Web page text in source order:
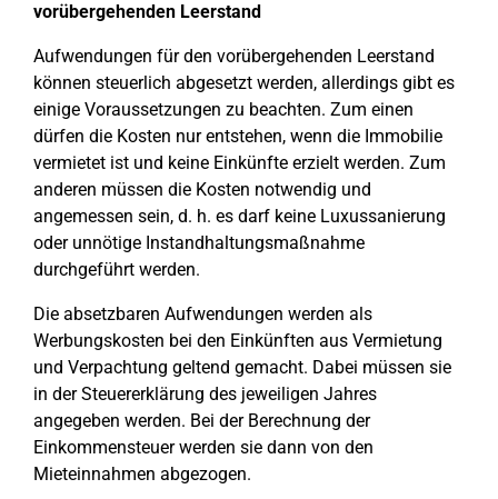
vorübergehenden Leerstand
Aufwendungen für den vorübergehenden Leerstand
können steuerlich abgesetzt werden, allerdings gibt es
einige Voraussetzungen zu beachten. Zum einen
dürfen die Kosten nur entstehen, wenn die Immobilie
vermietet ist und keine Einkünfte erzielt werden. Zum
anderen müssen die Kosten notwendig und
angemessen sein, d. h. es darf keine Luxussanierung
oder unnötige Instandhaltungsmaßnahme
durchgeführt werden.
Die absetzbaren Aufwendungen werden als
Werbungskosten bei den Einkünften aus Vermietung
und Verpachtung geltend gemacht. Dabei müssen sie
in der Steuererklärung des jeweiligen Jahres
angegeben werden. Bei der Berechnung der
Einkommensteuer werden sie dann von den
Mieteinnahmen abgezogen.